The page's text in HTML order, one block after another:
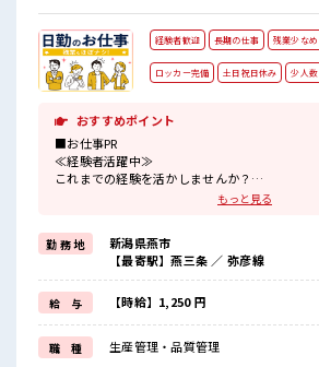
経験者歓迎 長期の仕事 残業少なめ
ロッカー完備 土日祝日休み 少人数
おすすめポイント
■お仕事PR
≪経験者活躍中≫
これまでの経験を活かしませんか？
≪自分の時間も大切≫
残業はほとんどナシ！
場合によってはお願いすることもあります♪
≪週休2日制≫
週末は家族や友人と一緒にプライベート満喫！
制服があると毎日の服選びに悩まずOK♪
≪自分に合った期間で働ける≫
福利厚生が整った派遣のお仕事です！
もっと見る
勤 務 地
新潟県燕市
【最寄駅】燕三条 ／ 弥彦線
給 与 【時給】1,250 円
職 種 生産管理・品質管理